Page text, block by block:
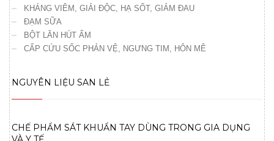
KHÁNG VIÊM, GIẢI ĐỘC, HẠ SỐT, GIẢM ĐAU
ĐẠM SỮA
BỘT LĂN HÚT ẨM
CẤP CỨU SỐC PHẢN VỆ, NGƯNG TIM, HÔN MÊ
NGUYÊN LIỆU SAN LẺ
CHẾ PHẨM SÁT KHUẨN TAY DÙNG TRONG GIA DỤNG